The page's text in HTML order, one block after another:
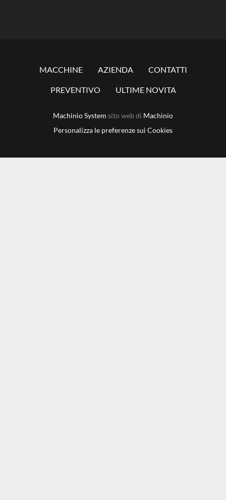
Personalizza le preferenze sui Cookies
Machinio System sito web di Machinio
MACCHINE AZIENDA CONTATTI
PREVENTIVO ULTIME NOVITA